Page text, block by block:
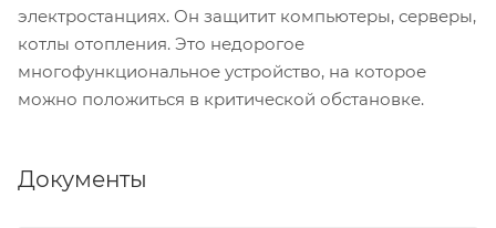
электростанциях. Он защитит компьютеры, серверы,
котлы отопления. Это недорогое
многофункциональное устройство, на которое
можно положиться в критической обстановке.
Документы